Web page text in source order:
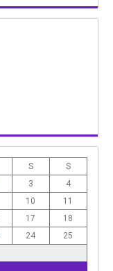
S
S
3
4
10
11
17
18
24
25